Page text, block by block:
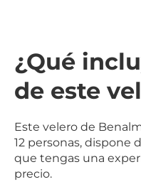
¿Qué
de este
Este velero de
12 personas, dispone
que tengas una
precio.